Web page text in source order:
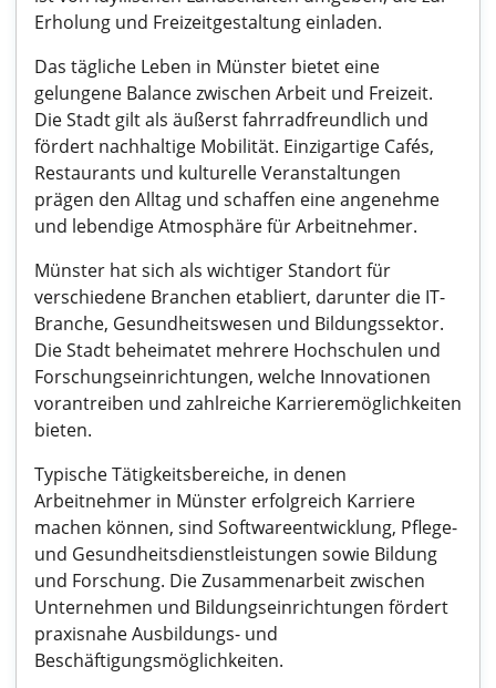
Erholung und Freizeitgestaltung einladen.
Das tägliche Leben in Münster bietet eine
gelungene Balance zwischen Arbeit und Freizeit.
Die Stadt gilt als äußerst fahrradfreundlich und
fördert nachhaltige Mobilität. Einzigartige Cafés,
Restaurants und kulturelle Veranstaltungen
prägen den Alltag und schaffen eine angenehme
und lebendige Atmosphäre für Arbeitnehmer.
Münster hat sich als wichtiger Standort für
verschiedene Branchen etabliert, darunter die IT-
Branche, Gesundheitswesen und Bildungssektor.
Die Stadt beheimatet mehrere Hochschulen und
Forschungseinrichtungen, welche Innovationen
vorantreiben und zahlreiche Karrieremöglichkeiten
bieten.
Typische Tätigkeitsbereiche, in denen
Arbeitnehmer in Münster erfolgreich Karriere
machen können, sind Softwareentwicklung, Pflege-
und Gesundheitsdienstleistungen sowie Bildung
und Forschung. Die Zusammenarbeit zwischen
Unternehmen und Bildungseinrichtungen fördert
praxisnahe Ausbildungs- und
Beschäftigungsmöglichkeiten.